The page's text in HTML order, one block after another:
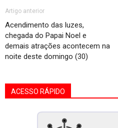
Artigo anterior
Acendimento das luzes,
chegada do Papai Noel e
demais atrações acontecem na
noite deste domingo (30)
ACESSO RÁPIDO